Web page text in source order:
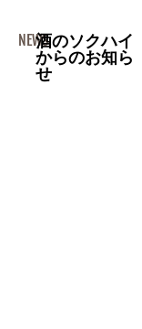
NEWS.酒のソクハイ
からのお知ら
せ